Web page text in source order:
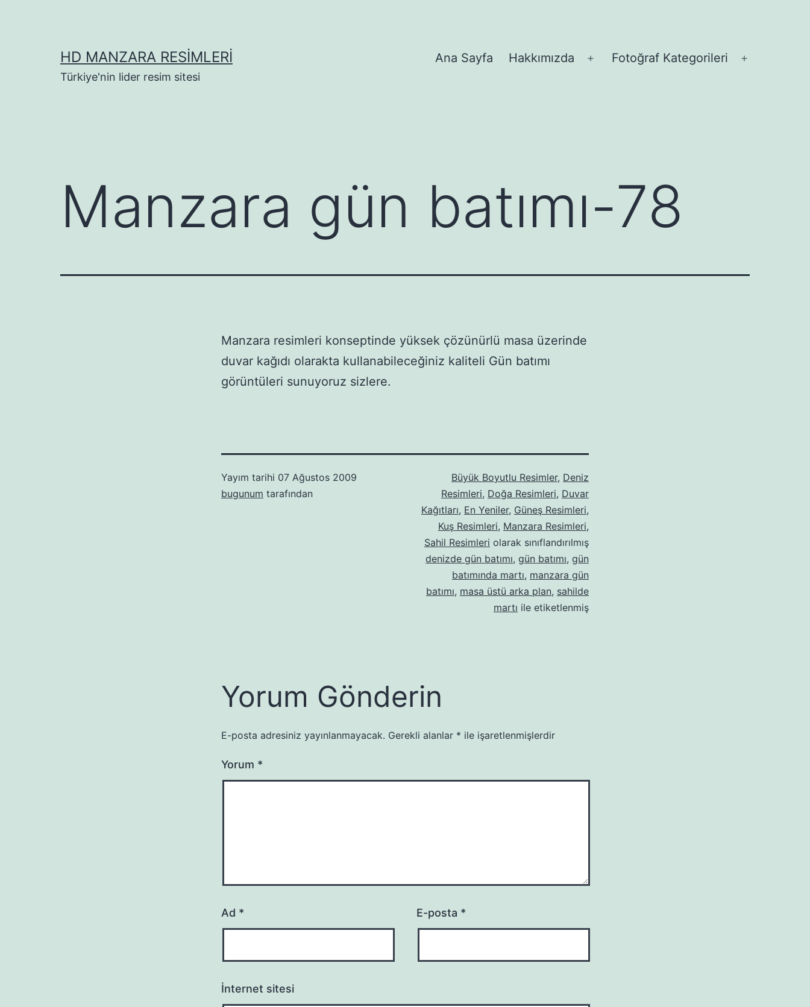
HD MANZARA RESIMLERI
Türkiye'nin lider resim sitesi
Ana Sayfa Hakkımızda
Menüyü
Fotoğraf Kategorileri
Manzara gün batımı-78
Manzara resimleri konseptinde yüksek çözünürlü masa üzerinde
duvar kağıdı olarakta kullanabileceğiniz kaliteli Gün batımı
görüntüleri sunuyoruz sizlere.
Yayım tarihi 07 Ağustos 2009
bugunum tarafından
Büyük Boyutlu Resimler, Deniz
Resimleri, Doğa Resimleri, Duvar
Kağıtları, En Yeniler, Güneş Resimleri,
Kuş Resimleri, Manzara Resimleri,
Sahil Resimleri olarak sınıflandırılmış
denizde gün batımı, gün batımı, gün
batımında martı, manzara gün
batımı, masa üstü arka plan, sahilde
martı ile etiketlenmiş
Yorum Gönderin
E-posta adresiniz yayınlanmayacak. Gerekli alanlar * ile işaretlenmişlerdir
Yorum *
Ad * E-posta *
İnternet sitesi